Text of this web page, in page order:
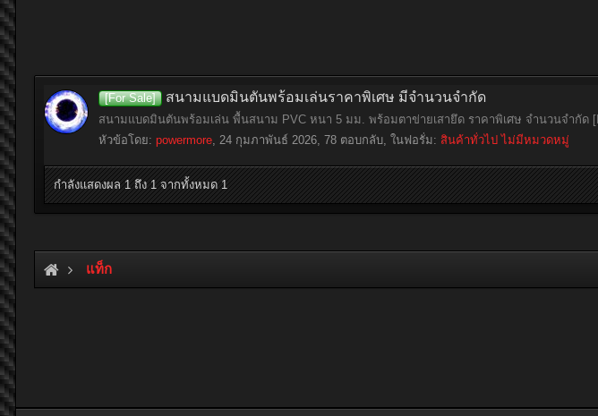
[For Sale] สนามแบดมินตันพร้อมเล่นราคาพิเศษ มีจำนวนจำกัด
สนามแบดมินตันพร้อมเล่น พื้นสนาม PVC หนา 5 มม. พร้อมตาข่ายเสายึด ราคาพิเศษ จำนวนจำกัด
หัวข้อโดย: powermore, 24 กุมภาพันธ์ 2026, 78 ตอบกลับ, ในฟอรั่ม: สินค้าทั่วไป ไม่มีหมวดหมู่
กำลังแสดงผล 1 ถึง 1 จากทั้งหมด 1
แท็ก